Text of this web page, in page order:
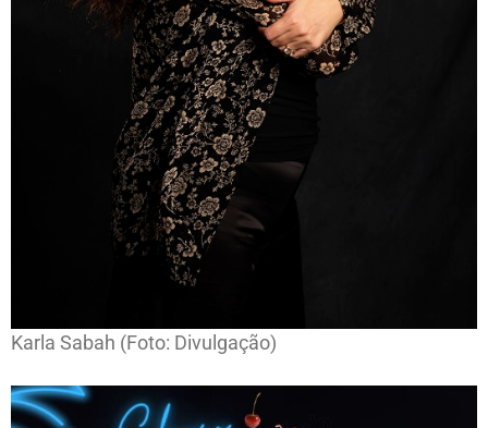
Karla Sabah (Foto: Divulgação)